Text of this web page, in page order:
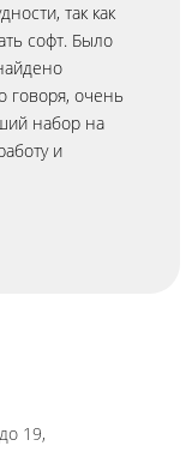
так как
софт. Было
говоря, очень
набор на
и
19,